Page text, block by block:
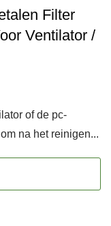
Filter
Ventilator /
of de pc-
na het reinigen...